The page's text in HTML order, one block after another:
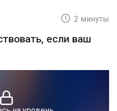
2 минуты
если ваш